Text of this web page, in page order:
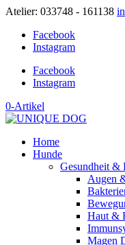
Atelier: 033748 - 161138
Facebook
Instagram
Facebook
Instagram
0-Artikel
Home
Hunde
Gesundheit &
Augen
Haut &
Magen